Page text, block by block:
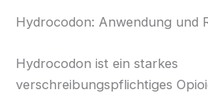
Hydrocodon: Anwendung und
Hydrocodon ist ein starkes
verschreibungspflichtiges